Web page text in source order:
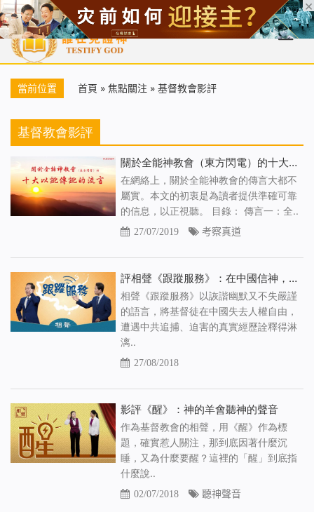
首頁 每日靈糧 天國福音 基督徒見證 信仰解答 聖經
當前位置 首頁 » 焦點關注 » 基督教會影評
基督教會影評
關於全能神教會（東方閃電）的十大以訛傳訛的流言
在網絡上，關於全能神教會的傳言大都不
屬實。本文的初衷是為讀者提供準確可靠
的信息，以正視聽。 目錄： 傳言一：全..
27/07/2019 考察真道
評相聲《跟蹤服務》：在中國信神，中共如影隨形
相聲《跟蹤服務》以詼諧幽默又不失嚴謹
的語言，將基督徒在中國失去人權自由，
遭遇中共追捕、迫害的真實經歷詮釋得淋
漓..
27/08/2018
影評《醒》：神的羊會聽神的聲音
作為基督教會的相聲，用《醒》作為標
題，確實惹人關注，那到底因著什麼沉
睡，又為什麼要醒？這裡的「醒」到底指
什麼說..
02/07/2018 聽神聲音